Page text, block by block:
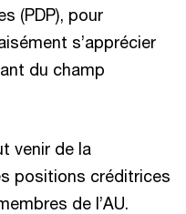
(PDP), pour
s’apprécier
du champ
venir de la
positions créditrices
de l’AU.